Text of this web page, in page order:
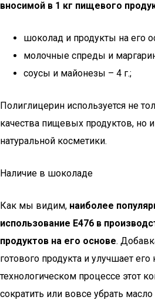
вносимой в 1 кг пищевого
шоколад и продукты на его
молочные спреды и
соусы и майонезы – 4 г.;
Полиглицерин используется не
качества пищевых продуктов, но и
натуральной косметики.
Наличие в шоколаде
Как мы видим, наиболее
использование Е476 в
продуктов на его основе.
готового продукта и улучшает
технологическом процессе этот
сократить или вовсе убрать